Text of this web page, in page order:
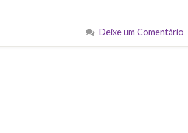
Deixe um Comentário